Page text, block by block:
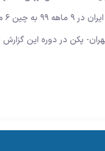
هم هفت میلیارد دلار ثبت شد.